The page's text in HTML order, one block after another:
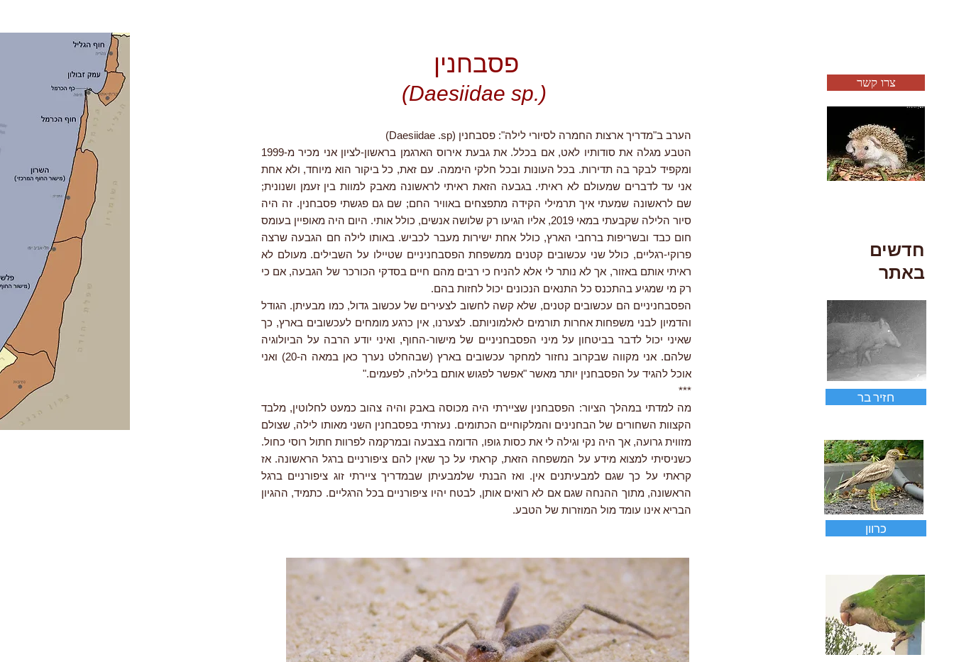
פסבחנין
(.Daesiidae sp)
הערב ב"מדריך ארצות החמרה לסיורי לילה": פסבחנין (Daesiidae .sp)
הטבע מגלה את סודותיו לאט, אם בכלל. את גבעת אירוס הארגמן בראשון-לציון אני מכיר מ-1999
ומקפיד לבקר בה תדירות. בכל העונות ובכל חלקי היממה. עם זאת, כל ביקור הוא מיוחד, ולא אחת
אני עד לדברים שמעולם לא ראיתי. בגבעה הזאת ראיתי לראשונה מאבק למוות בין זעמן ושנונית;
שם לראשונה שמעתי איך תרמילי הקידה מתפצחים באוויר החם; שם גם פגשתי פסבחנין. זה היה
סיור הלילה שקבעתי במאי 2019, אליו הגיעו רק שלושה אנשים, כולל אותי. היום היה מאופיין בעומס
חום כבד ובשריפות ברחבי הארץ, כולל אחת ישירות מעבר לכביש. באותו לילה חם הגבעה שרצה
פרוקי-רגליים, כולל שני עכשובים קטנים ממשפחת הפסבחניניים שטיילו על השבילים. מעולם לא
ראיתי אותם באזור, אך לא נותר לי אלא להניח כי רבים מהם חיים בסדקי הכורכר של הגבעה, אם כי
רק מי שמגיע בהתכנס כל התנאים הנכונים יכול לחזות בהם.
הפסבחניניים הם עכשובים קטנים, שלא קשה לחשוב לצעירים של עכשוב גדול, כמו מבעיתן. הגודל
והדמיון לבני משפחות אחרות תורמים לאלמוניותם. לצערנו, אין כרגע מומחים לעכשובים בארץ, כך
שאיני יכול לדבר בביטחון על מיני הפסבחניניים של מישור-החוף, ואיני יודע הרבה על הביולוגיה
שלהם. אני מקווה שבקרוב נחזור למחקר עכשובים בארץ (שבהחלט נערך כאן במאה ה-20) ואני
אוכל להגיד על הפסבחנין יותר מאשר "אפשר לפגוש אותם בלילה, לפעמים."
***
מה למדתי במהלך הציור: הפסבחנין שציירתי היה מכוסה באבק והיה צהוב כמעט לחלוטין, מלבד
הקצוות השחורים של הבחנינים והמלקוחיים הכתומים. נעזרתי בפסבחנין השני מאותו לילה, שצולם
מזווית גרועה, אך היה נקי וגילה לי את כסות גופו, הדומה בצבעה ובמרקמה לפרוות חתול רוסי כחול.
כשניסיתי למצוא מידע על המשפחה הזאת, קראתי על כך שאין להם ציפורניים ברגל הראשונה. אז
קראתי על כך שגם למבעיתנים אין. ואז הבנתי שלמבעיתן שבמדריך ציירתי זוג ציפורניים ברגל
הראשונה, מתוך ההנחה שגם אם לא רואים אותן, לבטח יהיו ציפורניים בכל הרגליים. כתמיד, ההגיון
הבריא אינו עומד מול המוזרות של הטבע.
צרו קשר
כרוון
חזיר בר
חדשים
באתר